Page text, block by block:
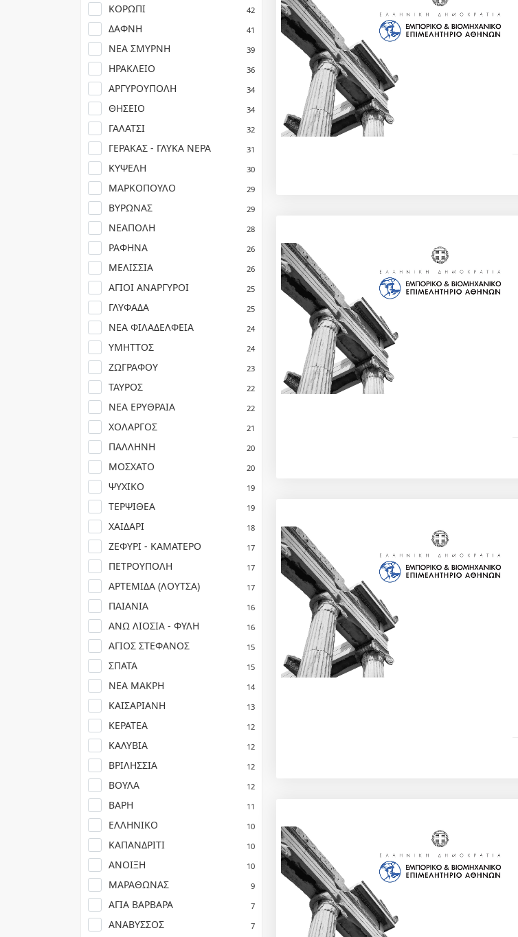
ΚΟΡΩΠΙ 42
ΔΑΦΝΗ 41
ΝΕΑ ΣΜΥΡΝΗ 39
ΗΡΑΚΛΕΙΟ 36
ΑΡΓΥΡΟΥΠΟΛΗ 34
ΘΗΣΕΙΟ 34
ΓΑΛΑΤΣΙ 32
ΓΕΡΑΚΑΣ - ΓΛΥΚΑ ΝΕΡΑ 31
ΚΥΨΕΛΗ 30
ΜΑΡΚΟΠΟΥΛΟ 29
ΒΥΡΩΝΑΣ 29
ΝΕΑΠΟΛΗ 28
ΡΑΦΗΝΑ 26
ΜΕΛΙΣΣΙΑ 26
ΑΓΙΟΙ ΑΝΑΡΓΥΡΟΙ 25
ΓΛΥΦΑΔΑ 25
ΝΕΑ ΦΙΛΑΔΕΛΦΕΙΑ 24
ΥΜΗΤΤΟΣ 24
ΖΩΓΡΑΦΟΥ 23
ΤΑΥΡΟΣ 22
ΝΕΑ ΕΡΥΘΡΑΙΑ 22
ΧΟΛΑΡΓΟΣ 21
ΠΑΛΛΗΝΗ 20
ΜΟΣΧΑΤΟ 20
ΨΥΧΙΚΟ 19
ΤΕΡΨΙΘΕΑ 19
ΧΑΙΔΑΡΙ 18
ΖΕΦΥΡΙ - ΚΑΜΑΤΕΡΟ 17
ΠΕΤΡΟΥΠΟΛΗ 17
ΑΡΤΕΜΙΔΑ (ΛΟΥΤΣΑ) 17
ΠΑΙΑΝΙΑ 16
ΑΝΩ ΛΙΟΣΙΑ - ΦΥΛΗ 16
ΑΓΙΟΣ ΣΤΕΦΑΝΟΣ 15
ΣΠΑΤΑ 15
ΝΕΑ ΜΑΚΡΗ 14
ΚΑΙΣΑΡΙΑΝΗ 13
ΚΕΡΑΤΕΑ 12
ΚΑΛΥΒΙΑ 12
ΒΡΙΛΗΣΣΙΑ 12
ΒΟΥΛΑ 12
ΒΑΡΗ 11
ΕΛΛΗΝΙΚΟ 10
ΚΑΠΑΝΔΡΙΤΙ 10
ΑΝΟΙΞΗ 10
ΜΑΡΑΘΩΝΑΣ 9
ΑΓΙΑ ΒΑΡΒΑΡΑ 7
ΑΝΑΒΥΣΣΟΣ 7